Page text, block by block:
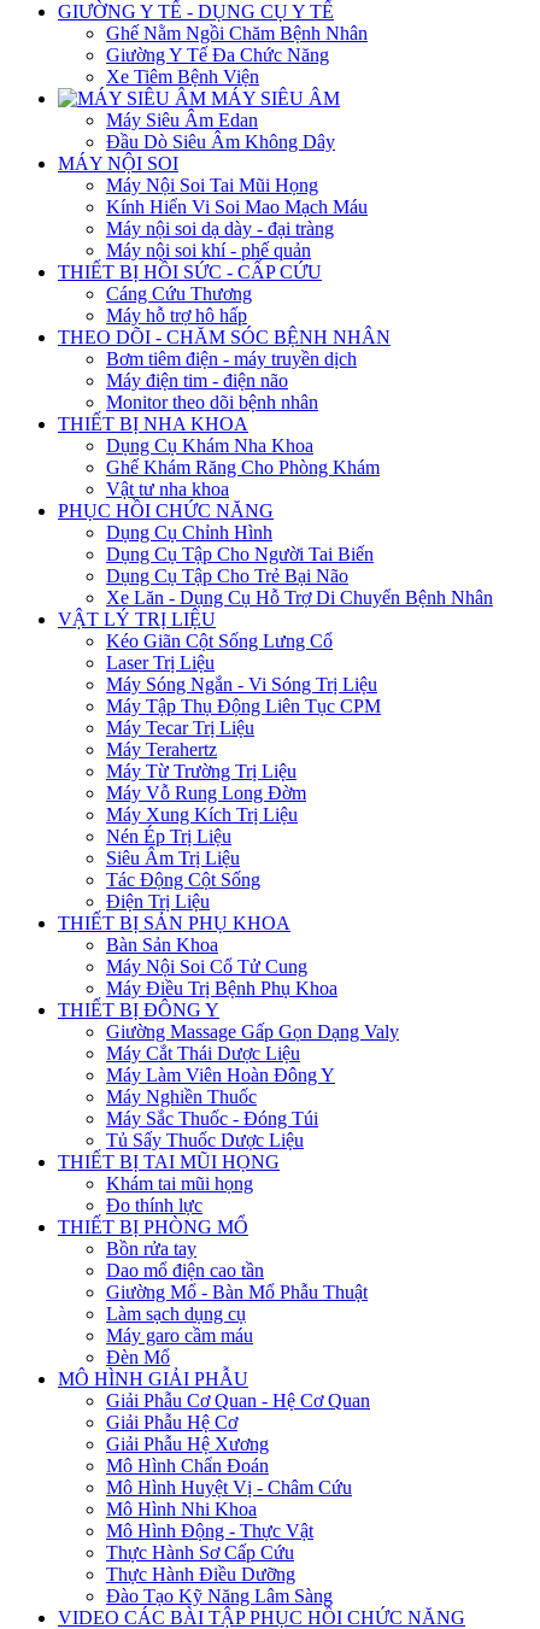
GIƯỜNG Y TẾ - DỤNG CỤ Y TẾ
Ghế Nằm Ngồi Chăm Bệnh Nhân
Giường Y Tế Đa Chức Năng
Xe Tiêm Bệnh Viện
MÁY SIÊU ÂM
Máy Siêu Âm Edan
Đầu Dò Siêu Âm Không Dây
MÁY NỘI SOI
Máy Nội Soi Tai Mũi Họng
Kính Hiển Vi Soi Mao Mạch Máu
Máy nội soi dạ dày - đại tràng
Máy nội soi khí - phế quản
THIẾT BỊ HỒI SỨC - CẤP CỨU
Cáng Cứu Thương
Máy hỗ trợ hô hấp
THEO DÕI - CHĂM SÓC BỆNH NHÂN
Bơm tiêm điện - máy truyền dịch
Máy điện tim - điện não
Monitor theo dõi bệnh nhân
THIẾT BỊ NHA KHOA
Dụng Cụ Khám Nha Khoa
Ghế Khám Răng Cho Phòng Khám
Vật tư nha khoa
PHỤC HỒI CHỨC NĂNG
Dụng Cụ Chỉnh Hình
Dụng Cụ Tập Cho Người Tai Biến
Dụng Cụ Tập Cho Trẻ Bại Não
Xe Lăn - Dụng Cụ Hỗ Trợ Di Chuyển Bệnh Nhân
VẬT LÝ TRỊ LIỆU
Kéo Giãn Cột Sống Lưng Cổ
Laser Trị Liệu
Máy Sóng Ngắn - Vi Sóng Trị Liệu
Máy Tập Thụ Động Liên Tục CPM
Máy Tecar Trị Liệu
Máy Terahertz
Máy Từ Trường Trị Liệu
Máy Vỗ Rung Long Đờm
Máy Xung Kích Trị Liệu
Nén Ép Trị Liệu
Siêu Âm Trị Liệu
Tác Động Cột Sống
Điện Trị Liệu
THIẾT BỊ SẢN PHỤ KHOA
Bàn Sản Khoa
Máy Nội Soi Cổ Tử Cung
Máy Điều Trị Bệnh Phụ Khoa
THIẾT BỊ ĐÔNG Y
Giường Massage Gấp Gọn Dạng Valy
Máy Cắt Thái Dược Liệu
Máy Làm Viên Hoàn Đông Y
Máy Nghiền Thuốc
Máy Sắc Thuốc - Đóng Túi
Tủ Sấy Thuốc Dược Liệu
THIẾT BỊ TAI MŨI HỌNG
Khám tai mũi họng
Đo thính lực
THIẾT BỊ PHÒNG MỔ
Bồn rửa tay
Dao mổ điện cao tần
Giường Mổ - Bàn Mổ Phẫu Thuật
Làm sạch dụng cụ
Máy garo cầm máu
Đèn Mổ
MÔ HÌNH GIẢI PHẪU
Giải Phẫu Cơ Quan - Hệ Cơ Quan
Giải Phẫu Hệ Cơ
Giải Phẫu Hệ Xương
Mô Hình Chẩn Đoán
Mô Hình Huyệt Vị - Châm Cứu
Mô Hình Nhi Khoa
Mô Hình Động - Thực Vật
Thực Hành Sơ Cấp Cứu
Thực Hành Điều Dưỡng
Đào Tạo Kỹ Năng Lâm Sàng
VIDEO CÁC BÀI TẬP PHỤC HỒI CHỨC NĂNG